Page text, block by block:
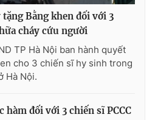
Bằng khen đối với 3
cháy cứu người
TP Hà Nội ban hành quyết
cho 3 chiến sĩ hy sinh trong
Hà Nội.
hàm đối với 3 chiến sĩ PCCC